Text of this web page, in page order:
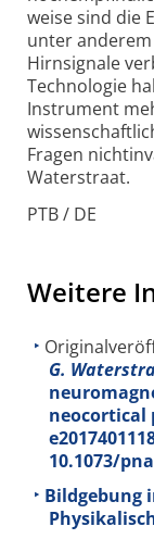
weise sind die
unter
Hirnsignale
Technologie
Instrument
Fragen
Waterstraat.
PTB / DE
Weitere
G.
neocortical
10.1073/
Bildgebung